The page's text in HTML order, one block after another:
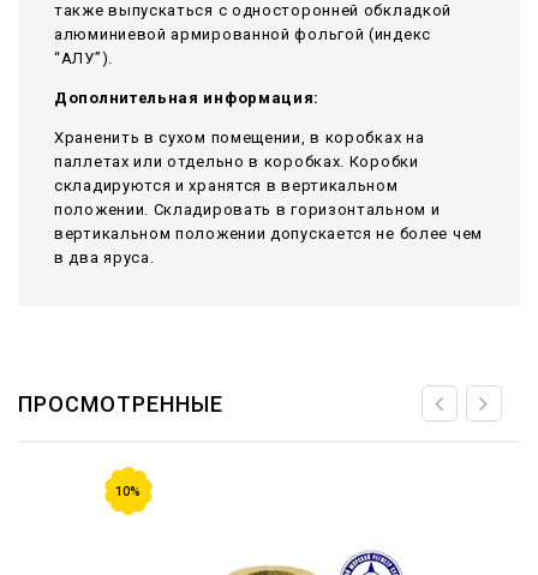
также выпускаться с односторонней обкладкой
алюминиевой армированной фольгой (индекс
“АЛУ”).
Дополнительная информация:
Храненить в сухом помещении, в коробках на
паллетах или отдельно в коробках. Коробки
складируются и хранятся в вертикальном
положении. Складировать в горизонтальном и
вертикальном положении допускается не более чем
в два яруса.
ПРОСМОТРЕННЫЕ
10%